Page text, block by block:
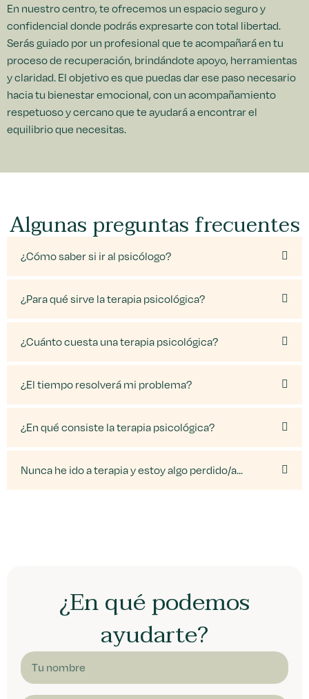
En nuestro centro, te ofrecemos un espacio seguro y
confidencial donde podrás expresarte con total libertad.
Serás guiado por un profesional que te acompañará en tu
proceso de recuperación, brindándote apoyo, herramientas
y claridad. El objetivo es que puedas dar ese paso necesario
hacia tu bienestar emocional, con un acompañamiento
respetuoso y cercano que te ayudará a encontrar el
equilibrio que necesitas.
Algunas preguntas frecuentes
¿Cómo saber si ir al psicólogo?
¿Para qué sirve la terapia psicológica?
¿Cuánto cuesta una terapia psicológica?
¿El tiempo resolverá mi problema?
¿En qué consiste la terapia psicológica?
Nunca he ido a terapia y estoy algo perdido/a...
¿En qué podemos
ayudarte?